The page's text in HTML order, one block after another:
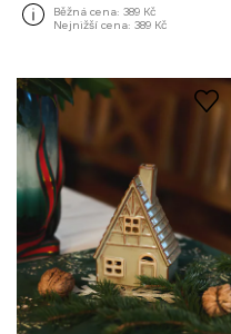
Běžná cena: 389 Kč
Nejnižší cena: 389 Kč